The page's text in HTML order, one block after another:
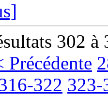
302 à
Précédente
322 323-